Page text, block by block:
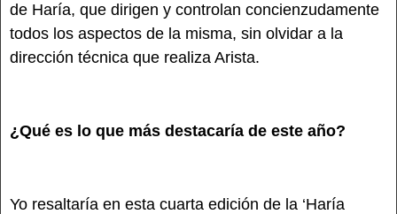
de Haría, que dirigen y controlan concienzudamente
todos los aspectos de la misma, sin olvidar a la
dirección técnica que realiza Arista.
¿Qué es lo que más destacaría de este año?
Yo resaltaría en esta cuarta edición de la ‘Haría